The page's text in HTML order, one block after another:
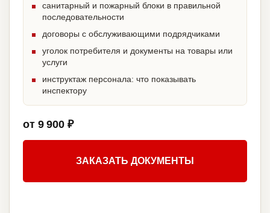
санитарный и пожарный блоки в правильной
последовательности
договоры с обслуживающими подрядчиками
уголок потребителя и документы на товары или
услуги
инструктаж персонала: что показывать
инспектору
от 9 900 ₽
ЗАКАЗАТЬ ДОКУМЕНТЫ